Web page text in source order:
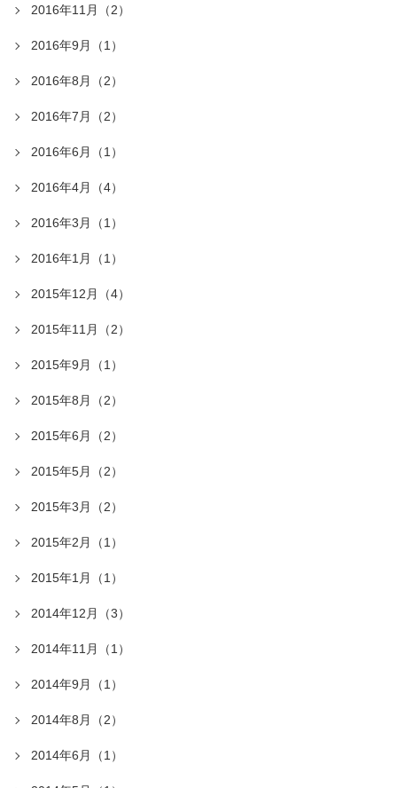
2016年11月（2）
2016年9月（1）
2016年8月（2）
2016年7月（2）
2016年6月（1）
2016年4月（4）
2016年3月（1）
2016年1月（1）
2015年12月（4）
2015年11月（2）
2015年9月（1）
2015年8月（2）
2015年6月（2）
2015年5月（2）
2015年3月（2）
2015年2月（1）
2015年1月（1）
2014年12月（3）
2014年11月（1）
2014年9月（1）
2014年8月（2）
2014年6月（1）